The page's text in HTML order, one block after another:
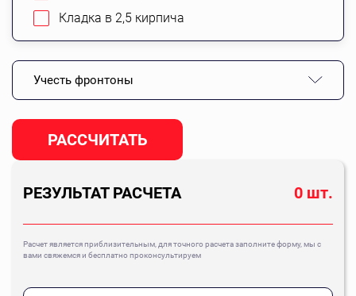
Кладка в 2,5 кирпича
Учесть фронтоны
РАССЧИТАТЬ
РЕЗУЛЬТАТ РАСЧЕТА 0 шт.
Расчет является приблизительным, для точного расчета заполните форму, мы с
вами свяжемся и бесплатно проконсультируем